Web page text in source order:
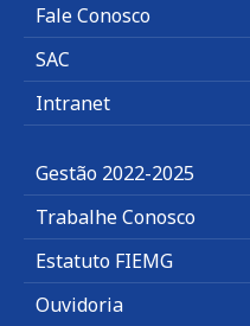
Fale Conosco
SAC
Intranet
Gestão 2022-2025
Trabalhe Conosco
Estatuto FIEMG
Ouvidoria